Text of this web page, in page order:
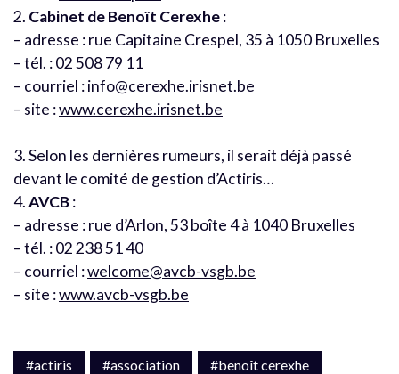
2. Cabinet de Benoît Cerexhe:
– adresse : rue Capitaine Crespel, 35 à 1050 Bruxelles
– tél. : 02 508 79 11
– courriel :info@cerexhe.irisnet.be
– site :www.cerexhe.irisnet.be
3. Selon les dernières rumeurs, il serait déjà passé
devant le comité de gestion d’Actiris…
4.AVCB:
– adresse : rue d’Arlon, 53 boîte 4 à 1040 Bruxelles
– tél. : 02 238 51 40
– courriel :welcome@avcb-vsgb.be
– site :www.avcb-vsgb.be
#actiris #association #benoît cerexhe